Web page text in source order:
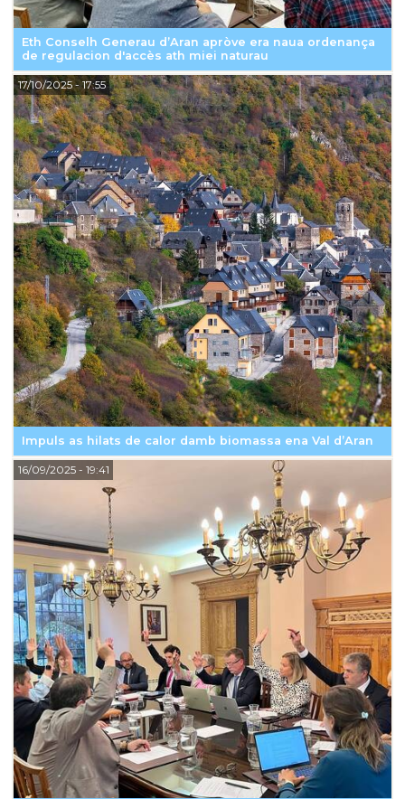
Eth Conselh Generau d’Aran apròve era naua ordenança
de regulacion d'accès ath miei naturau
Impuls as hilats de calor damb biomassa ena Val d’Aran
17/10/2025- 17:55
16/09/2025- 19:41